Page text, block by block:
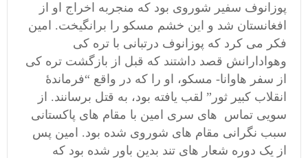
پوزانوف سفیر شوروی بود که منجربه اخراج او از
افغانستان شد و این خشم مسکو را برانگیخت. امین
فکر می کرد كه پوزانوف درتبانی با تره كی
وهوادارانش قصد داشتند كه قبل از بازگشت تره كی
از سفر هاوانا- مسكو، او را كه در واقع “فرماندۀ
انقلاب كبير ثور” لقب يافته بود، به قتل برسانند. از
سویی تماس های سری امین با مقام های پاکستانی
سبب نگرانی مقام های شوروی شده بود. امین پس
از یک دوره شعار های تند بدین باور شده بود که